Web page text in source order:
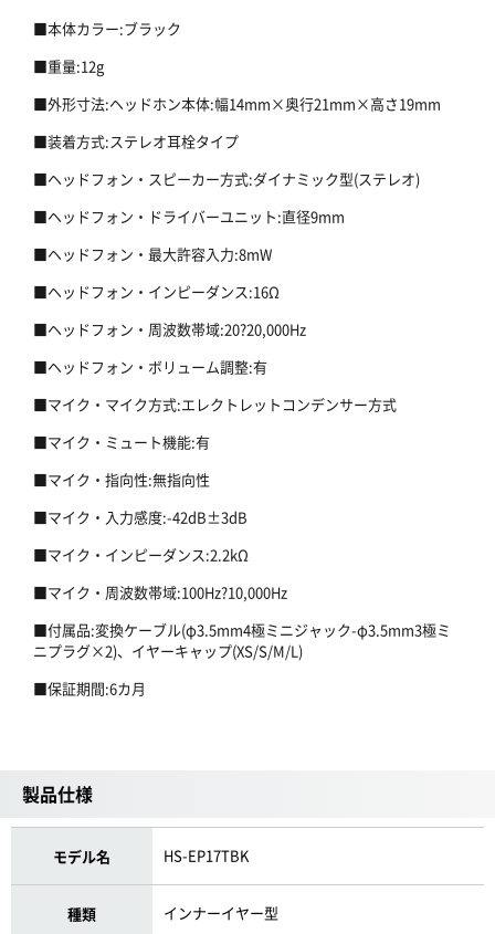
■本体カラー:ブラック
■重量:12g
■外形寸法:ヘッドホン本体:幅14mm×奥行21mm×高さ19mm
■装着方式:ステレオ耳栓タイプ
■ヘッドフォン・スピーカー方式:ダイナミック型(ステレオ)
■ヘッドフォン・ドライバーユニット:直径9mm
■ヘッドフォン・最大許容入力:8mW
■ヘッドフォン・インピーダンス:16Ω
■ヘッドフォン・周波数帯域:20?20,000Hz
■ヘッドフォン・ボリューム調整:有
■マイク・マイク方式:エレクトレットコンデンサー方式
■マイク・ミュート機能:有
■マイク・指向性:無指向性
■マイク・入力感度:-42dB±3dB
■マイク・インピーダンス:2.2kΩ
■マイク・周波数帯域:100Hz?10,000Hz
■付属品:変換ケーブル(φ3.5mm4極ミニジャック-φ3.5mm3極ミ
ニプラグ×2)、イヤーキャップ(XS/S/M/L)
■保証期間:6カ月
製品仕様
モデル名 HS-EP17TBK
種類 インナーイヤー型